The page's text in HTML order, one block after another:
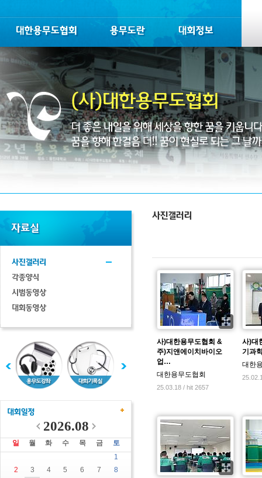
2026.08
일 월 화 수 목 금
토
1
2
3 4 5 6 7
8
사)대한용무도협회 &
주)지앤에이치바이오
업…
대한용무도협회
25.03.18 / hit 2657
사)대
기과
대한